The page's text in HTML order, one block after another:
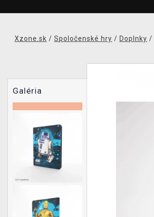
Xzone.sk / Spoločenské hry / Doplnky /
Galéria